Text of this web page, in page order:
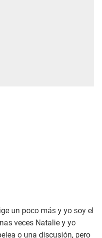
un poco más y yo soy el
veces Natalie y yo
o una discusión, pero